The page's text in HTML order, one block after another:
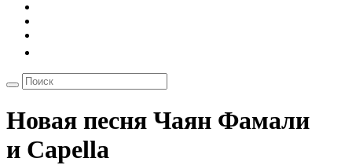
Новая песня Чаян Фамали
и Capella